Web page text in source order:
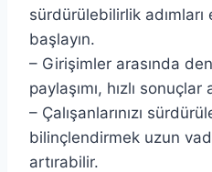
sürdürülebilirlik
başlayın.
– Girişimler arasında
paylaşımı, hızlı sonuçlar
– Çalışanlarınızı
bilinçlendirmek uzun
artırabilir.